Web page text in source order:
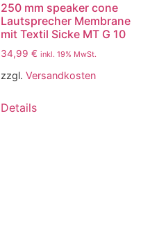
250 mm speaker cone
Lautsprecher Membrane
mit Textil Sicke MT G 10
34,99 € inkl. 19% MwSt.
zzgl. Versandkosten
Details